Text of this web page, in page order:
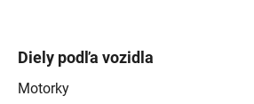
Diely podľa vozidla
Motorky